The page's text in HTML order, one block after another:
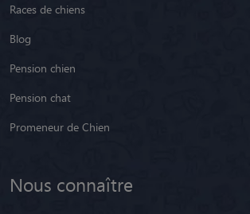
Races de chiens
Blog
Pension chien
Pension chat
Promeneur de Chien
Nous connaître